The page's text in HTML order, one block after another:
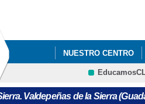
NUESTRO CENTRO
CRFP
Valdepeñas de la Sierra